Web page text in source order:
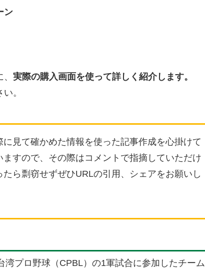
ン
実際の購入画面を使って詳しく紹介します。
。
見て確かめた情報を使った記事作成を心掛けて
すので、その際はコメントで指摘していただけ
ら剽窃せずぜひURLの引用、シェアをお願いし
湾プロ野球（CPBL）の1軍試合に参加したチーム